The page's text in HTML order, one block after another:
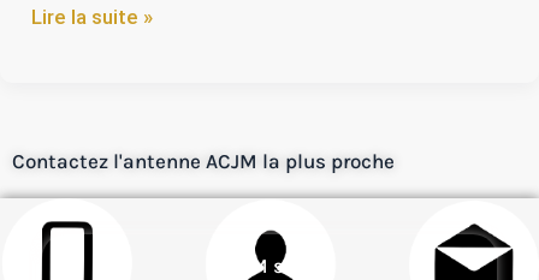
Lire la suite »
Contactez l'antenne ACJM la plus proche
ACJM siège